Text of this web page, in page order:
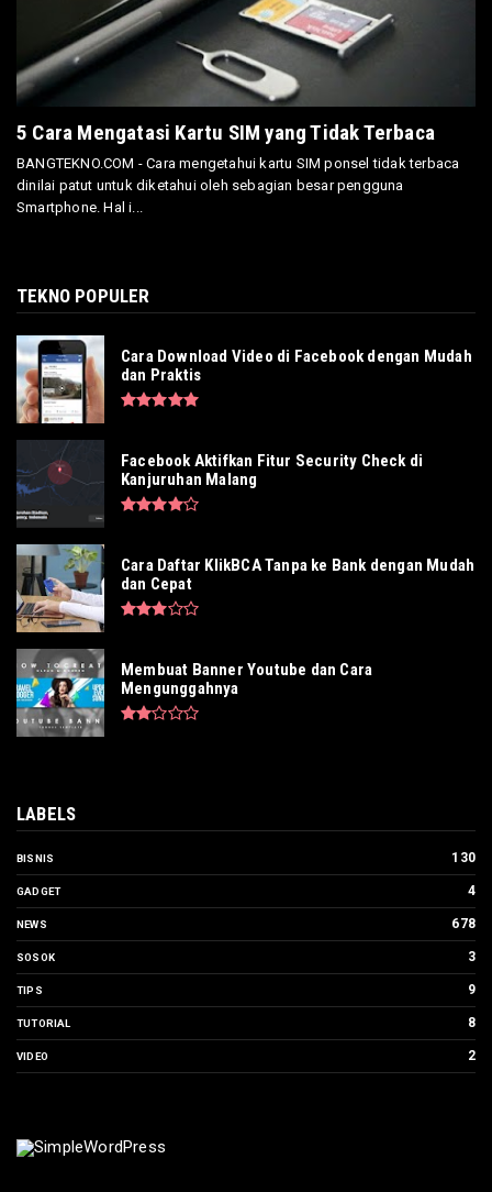
5 Cara Mengatasi Kartu SIM yang Tidak Terbaca
BANGTEKNO.COM - Cara mengetahui kartu SIM ponsel tidak terbaca
dinilai patut untuk diketahui oleh sebagian besar pengguna
Smartphone. Hal i...
TEKNO POPULER
Cara Download Video di Facebook dengan Mudah
dan Praktis
Facebook Aktifkan Fitur Security Check di
Kanjuruhan Malang
Cara Daftar KlikBCA Tanpa ke Bank dengan Mudah
dan Cepat
Membuat Banner Youtube dan Cara
Mengunggahnya
LABELS
BISNIS 130
GADGET 4
NEWS 678
SOSOK 3
TIPS 9
TUTORIAL 8
VIDEO 2